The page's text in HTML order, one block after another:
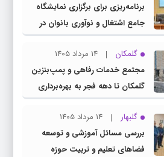
برنامه‌ریزی برای برگزاری نمایشگاه
جامع اشتغال و نوآوری بانوان در
چناران
گلمکان
14 مرداد 1405
مجتمع خدمات رفاهی و پمپ‌بنزین
گلمکان تا دهه فجر به بهره‌برداری
می‌رسد
گلبهار
14 مرداد 1405
بررسی مسائل آموزشی و توسعه
فضاهای تعلیم و تربیت حوزه